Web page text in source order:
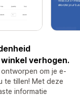
verhogen.
om je e-
te tillen! Met deze
informatie